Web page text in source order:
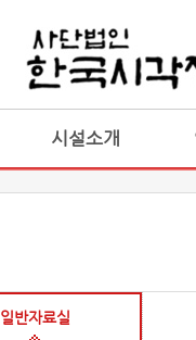
시설소개
일반자료실